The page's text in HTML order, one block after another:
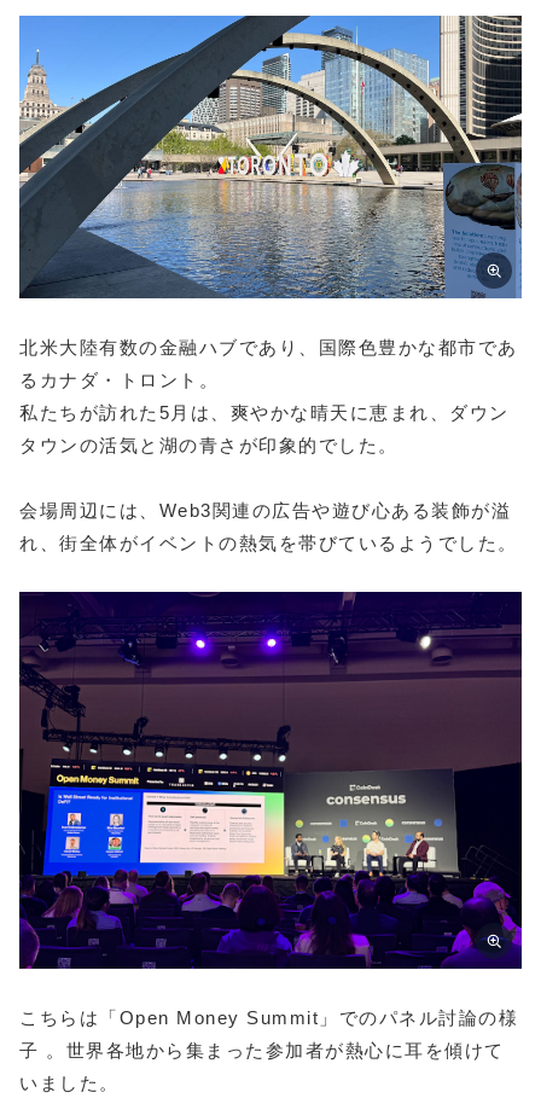
北米大陸有数の金融ハブであり、国際色豊かな都市であ
るカナダ・トロント。
私たちが訪れた5月は、爽やかな晴天に恵まれ、ダウン
タウンの活気と湖の青さが印象的でした。
会場周辺には、Web3関連の広告や遊び心ある装飾が溢
れ、街全体がイベントの熱気を帯びているようでした。
こちらは「Open Money Summit」でのパネル討論の様
子 。世界各地から集まった参加者が熱心に耳を傾けて
いました。